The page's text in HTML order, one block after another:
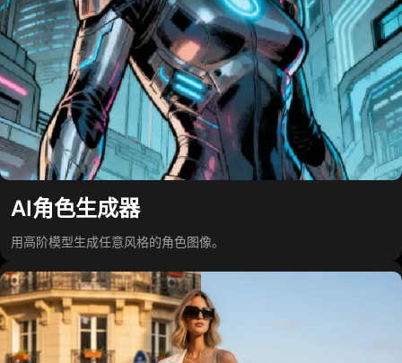
AI角色生成器
用高阶模型生成任意风格的角色图像。